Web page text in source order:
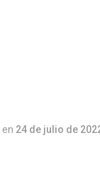
en 24 de julio de